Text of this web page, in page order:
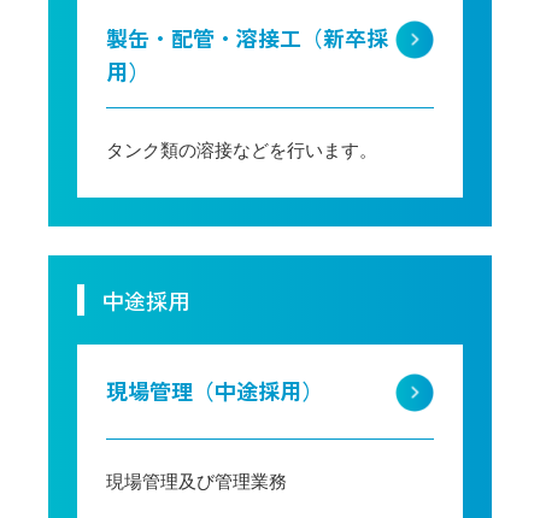
製缶・配管・溶接工（新卒採
用）
タンク類の溶接などを行います。
中途採用
現場管理（中途採用）
現場管理及び管理業務